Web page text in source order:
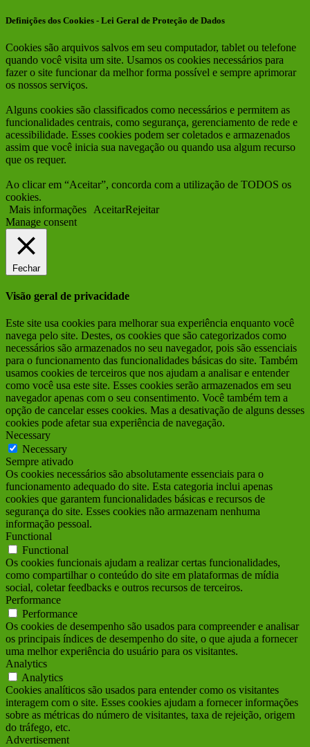
Definições dos Cookies - Lei Geral de Proteção de Dados
Cookies são arquivos salvos em seu computador, tablet ou telefone
quando você visita um site. Usamos os cookies necessários para
fazer o site funcionar da melhor forma possível e sempre aprimorar
os nossos serviços.
Alguns cookies são classificados como necessários e permitem as
funcionalidades centrais, como segurança, gerenciamento de rede e
acessibilidade. Esses cookies podem ser coletados e armazenados
assim que você inicia sua navegação ou quando usa algum recurso
que os requer.
Ao clicar em “Aceitar”, concorda com a utilização de TODOS os
cookies.
Mais informações
AceitarRejeitar
Manage consent
Fechar
Visão geral de privacidade
Este site usa cookies para melhorar sua experiência enquanto você
navega pelo site. Destes, os cookies que são categorizados como
necessários são armazenados no seu navegador, pois são essenciais
para o funcionamento das funcionalidades básicas do site. Também
usamos cookies de terceiros que nos ajudam a analisar e entender
como você usa este site. Esses cookies serão armazenados em seu
navegador apenas com o seu consentimento. Você também tem a
opção de cancelar esses cookies. Mas a desativação de alguns desses
cookies pode afetar sua experiência de navegação.
Necessary
Necessary
Sempre ativado
Os cookies necessários são absolutamente essenciais para o
funcionamento adequado do site. Esta categoria inclui apenas
cookies que garantem funcionalidades básicas e recursos de
segurança do site. Esses cookies não armazenam nenhuma
informação pessoal.
Functional
Functional
Os cookies funcionais ajudam a realizar certas funcionalidades,
como compartilhar o conteúdo do site em plataformas de mídia
social, coletar feedbacks e outros recursos de terceiros.
Performance
Performance
Os cookies de desempenho são usados para compreender e analisar
os principais índices de desempenho do site, o que ajuda a fornecer
uma melhor experiência do usuário para os visitantes.
Analytics
Analytics
Cookies analíticos são usados para entender como os visitantes
interagem com o site. Esses cookies ajudam a fornecer informações
sobre as métricas do número de visitantes, taxa de rejeição, origem
do tráfego, etc.
Advertisement